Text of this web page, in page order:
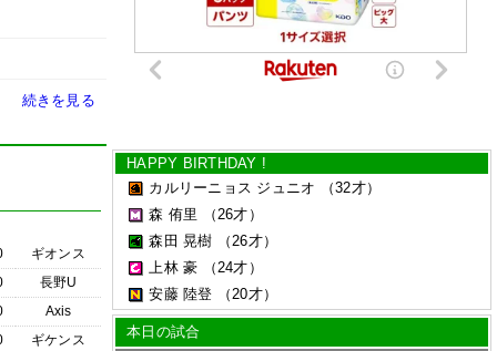
続きを見る
ギオンス
長野U
Axis
ギケンス
HAPPY BIRTHDAY !
カルリーニョス ジュニオ
（32才）
森 侑里
（26才）
森田 晃樹
（26才）
上林 豪
（24才）
安藤 陸登
（20才）
本日の試合